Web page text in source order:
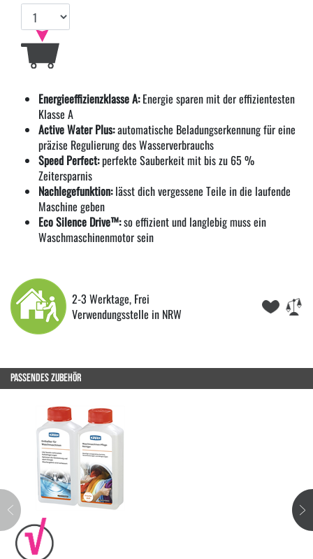
Energieeffizienzklasse A:Energie sparen mit der effizientesten
Klasse A
Active Water Plus:automatische Beladungserkennung für eine
präzise Regulierung des Wasserverbrauchs
Speed Perfect:perfekte Sauberkeit mit bis zu 65 %
Zeitersparnis
Nachlegefunktion:lässt dich vergessene Teile in die laufende
Maschine geben
Eco Silence Drive™:so effizient und langlebig muss ein
Waschmaschinenmotor sein
2-3 Werktage, Frei
Verwendungsstelle in NRW
PASSENDES ZUBEHÖR